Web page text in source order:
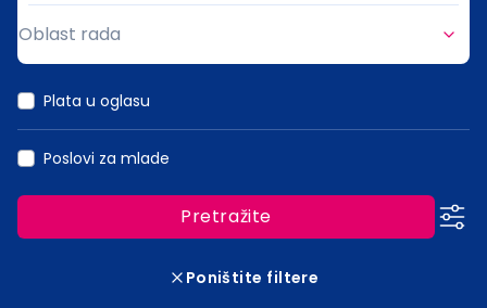
Oblast rada
Plata u oglasu
Poslovi za mlade
Pretražite
Poništite filtere